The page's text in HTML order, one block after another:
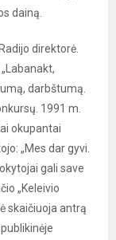
dainą.
direktorė.
darbštumą.
1991 m.
okupantai
„Mes dar gyvi.
gali save
„Keleivio
skaičiuoja antrą